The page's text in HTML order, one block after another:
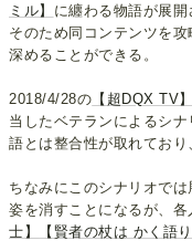
ミル】 に纏わる物語が展開
そのため同コンテンツを
深めることができる。
2018/4/28の 【超DQX TV】
当したベテランによるシ
語とは整合性が取れており
ちなみにこのシナリオでは
姿を消すことになるが、
士】
【賢者の杖は かく語り